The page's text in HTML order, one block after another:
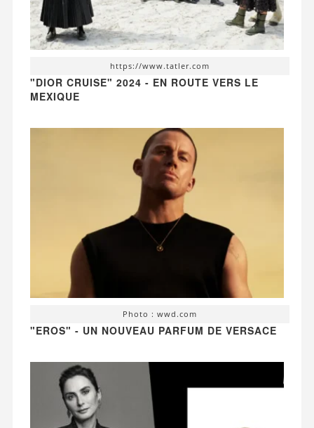
https://www.tatler.com
"DIOR CRUISE" 2024 - EN ROUTE VERS LE
MEXIQUE
Photo : wwd.com
"EROS" - UN NOUVEAU PARFUM DE VERSACE